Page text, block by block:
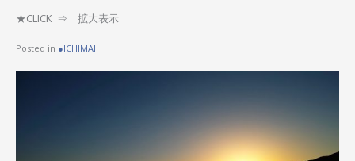
★CLICK ⇒ 拡大表示
Posted in ●ICHIMAI